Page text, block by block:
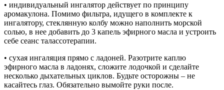
• индивидуальный ингалятор действует по принципу
аромакулона. Помимо фильтра, идущего в комплекте к
ингалятору, стеклянную колбу можно наполнить морской
солью, в нее добавить до 3 капель эфирного масла и устроить
себе сеанс талассотерапии.
• сухая ингаляция прямо с ладоней. Разотрите каплю
эфирного масла в ладонях, сложите лодочкой и сделайте
несколько дыхательных циклов. Будьте осторожны – не
касайтесь глаз. Обязательно вымойте руки после.